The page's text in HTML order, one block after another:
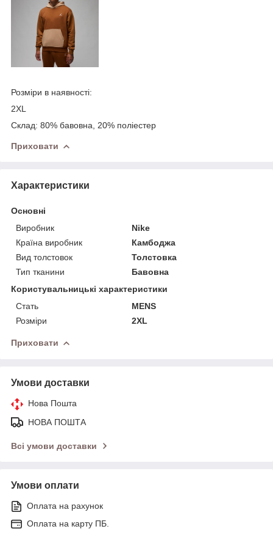
Розміри в наявності:
2XL
Склад: 80% бавовна, 20% полiестер
Приховати
Характеристики
Основні
Виробник
Nike
Країна виробник
Камбоджа
Вид толстовок
Толстовка
Тип тканини
Бавовна
Користувальницькі характеристики
Стать
MENS
Розміри
2XL
Приховати
Умови доставки
Нова Пошта
НОВА ПОШТА
Всі умови доставки
Умови оплати
Оплата на рахунок
Оплата на карту ПБ.